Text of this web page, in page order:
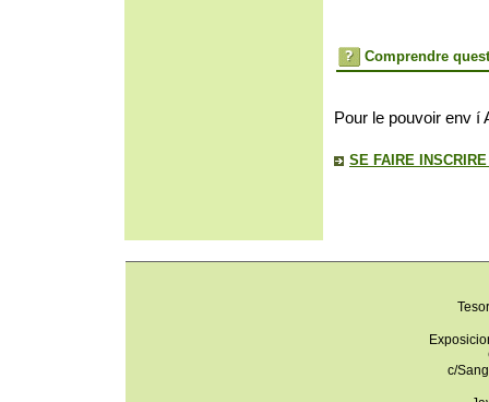
Comprendre
Pour le pouvoir env í
SE FAIRE
c/